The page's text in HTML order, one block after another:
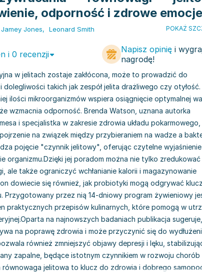
odporność i zdrowe emocje
Jamey Jones, Leonard Smith POKAŻ
i 0 recenzji Napisz opinię i
nagrodę!
w jelitach zostaje zakłócona, może to prowadzić do
dolegliwości takich jak zespół jelita drażliwego czy otyłość.
ilości mikroorganizmów wspiera osiągnięcie optymalnej
wzmacnia odporność. Brenda Watson, uznana autorka
i specjalistka w zakresie zdrowia układu pokarmowego,
na związek między przybieraniem na wadze a
pojęcie "czynnik jelitowy", oferując czytelne
organizmu.Dzięki jej poradom można nie tylko
ale także ograniczyć wchłanianie kalorii i magazynowanie
dowiecie się również, jak probiotyki mogą odgrywać
Przygotowany przez nią 14-dniowy program żywieniowy
praktycznych przepisów kulinarnych, które pomogą w
na najnowszych badaniach publikacja
na poprawę zdrowia i może przyczynić się do
również zmniejszyć objawy depresji i lęku,
zapalne, będące istotnym czynnikiem w rozwoju chorób
równowaga jelitowa to klucz do zdrowia i dobrego